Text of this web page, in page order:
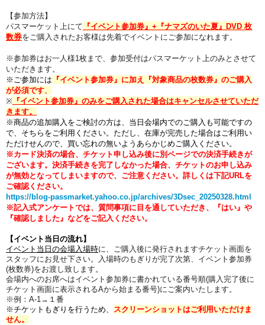
【参加方法】
パスマーケット上にて 『イベント参加券』+ 『ナマズのいた夏』DVD 枚
数券をご購入されたお客様は先着でイベントにご参加になれます。
※参加券はお一人様1枚まで、参加受付はパスマーケット上のみとさせて
いただきます。
※ご参加には 『イベント参加券』に加え『対象商品の枚数券』のご購入
が必須です。
※ 『イベント参加券』のみをご購入された場合はキャンセルさせていただ
きます。
※商品の追加購入をご検討の方は、当日会場内でのご購入も可能ですの
で、そちらをご利用ください。ただし、在庫が完売した場合はご利用い
ただけせんので、買い忘れの無いようあらかじめご購入ください。
※カード決済の場合、チケット申し込み後に別ページでの決済手続きが
ございます。 決済手続きを完了しなかった場合、チケットのお申し込み
が無効となってしまいますので、ご注意ください。 詳しくは下記URLを
ご確認ください。
https://blog-passmarket.yahoo.co.jp/archives/3Dsec_20250328.html
※記入式アンケートでは、質問事項に目を通していただき、『はい』や
『確認しました』などをご記入ください。
【イベント当日の流れ】
イベント当日の会場入場時に、 ご購入後に発行されますチケット画面を
スタッフにお見せ下さい。
入場時のもぎりが完了次第、イベント参加券
(枚数券)をお渡し致します。
会場内へのお席へはイベント参加券に書かれている番号順(購入完了後に
チケット画面に表示されるAから始まる番号)にご案内いたします。
※例：A-1→１番
※チケットもぎりを行うため、 スクリーンショットはご利用いただけま
せん。